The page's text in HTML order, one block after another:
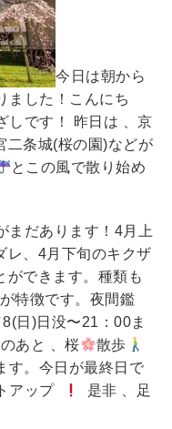
今日は朝から
ました！こんにち
しです！ 昨日は 、京
二条城(桜の園)などが
とこの風で散り始め
まだあります！4月上
レ、4月下旬のキクザ
ができます。種類も
特徴です。夜間鑑
日)日没〜21：00ま
あと 、桜
散歩
す。今日が最終日で
アップ
是非 、足